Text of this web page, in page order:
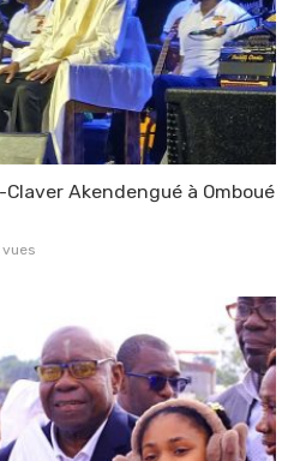
Akendengué à Omboué
vues